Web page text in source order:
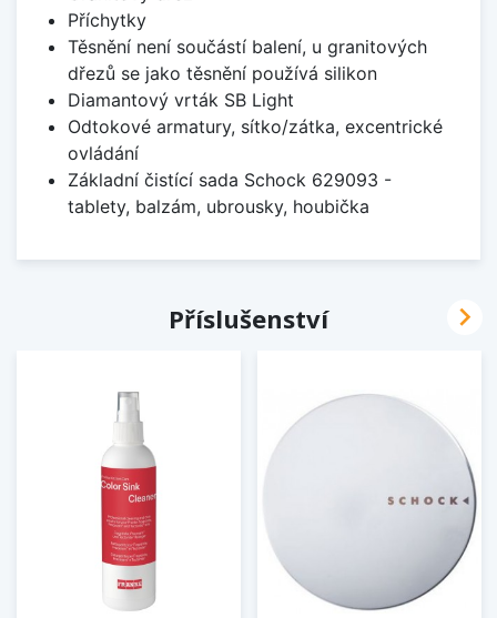
Příchytky
Těsnění není součástí balení, u granitových
dřezů se jako těsnění používá silikon
Diamantový vrták SB Light
Odtokové armatury, sítko/zátka, excentrické
ovládání
Základní čistící sada Schock 629093 -
tablety, balzám, ubrousky, houbička
Příslušenství 